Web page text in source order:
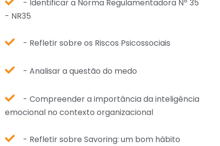
- Identificar a Norma Regulamentadora Nº 35
- NR35
- Refletir sobre os Riscos Psicossociais
- Analisar a questão do medo
- Compreender a importância da inteligência
emocional no contexto organizacional
- Refletir sobre Savoring: um bom hábito